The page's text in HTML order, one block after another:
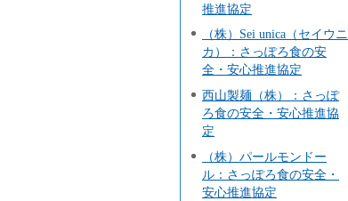
推進協定
（株）Sei unica（セイウニ
カ）：さっぽろ食の安
全・安心推進協定
西山製麺（株）：さっぽ
ろ食の安全・安心推進協
定
（株）パールモンドー
ル：さっぽろ食の安全・
安心推進協定